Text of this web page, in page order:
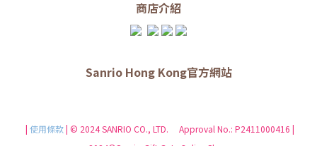
商店介紹
Sanrio Hong Kong官方網站
| 使用條款| © 2024 SANRIO CO., LTD. Approval No.: P2411000416 |